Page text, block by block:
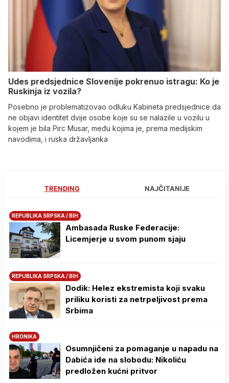
Udes predsjednice Slovenije pokrenuo istragu: Ko je
Ruskinja iz vozila?
Posebno je problematizovao odluku Kabineta predsjednice da
ne objavi identitet dvije osobe koje su se nalazile u vozilu u
kojem je bila Pirc Musar, među kojima je, prema medijskim
navodima, i ruska državljanka
TRENDING NAJČITANIJE
REPUBLIKA SRPSKA / BIH
Ambasada Ruske Federacije:
Licemjerje u svom punom sjaju
REPUBLIKA SRPSKA / BIH
Dodik: Helez ekstremista koji svaku
priliku koristi za netrpeljivost prema
Srbima
HRONIKA
Osumnjičeni za pomaganje u napadu na
Dabića ide na slobodu: Nikoliću
predložen kućni pritvor